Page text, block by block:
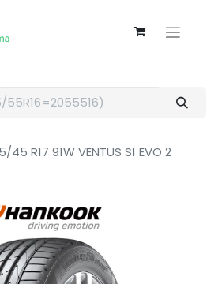
45 R17 91W VENTUS S1 EVO 2